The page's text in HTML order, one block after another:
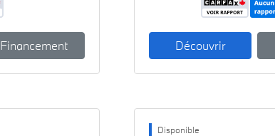
Financement Découvrir
Disponible